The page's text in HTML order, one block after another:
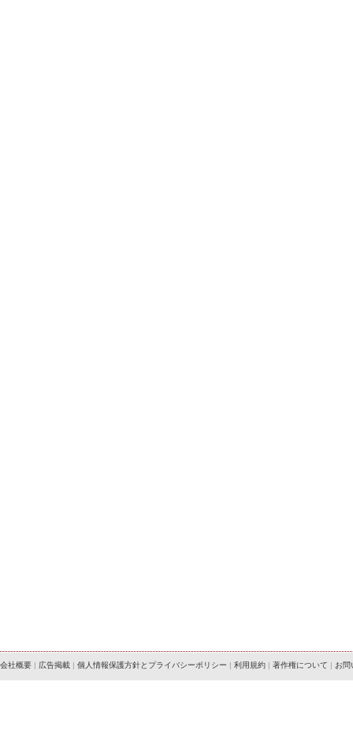
会社概要 | 広告掲載 | 個人情報保護方針とプライバシーポリシー | 利用規約 | 著作権について | お問